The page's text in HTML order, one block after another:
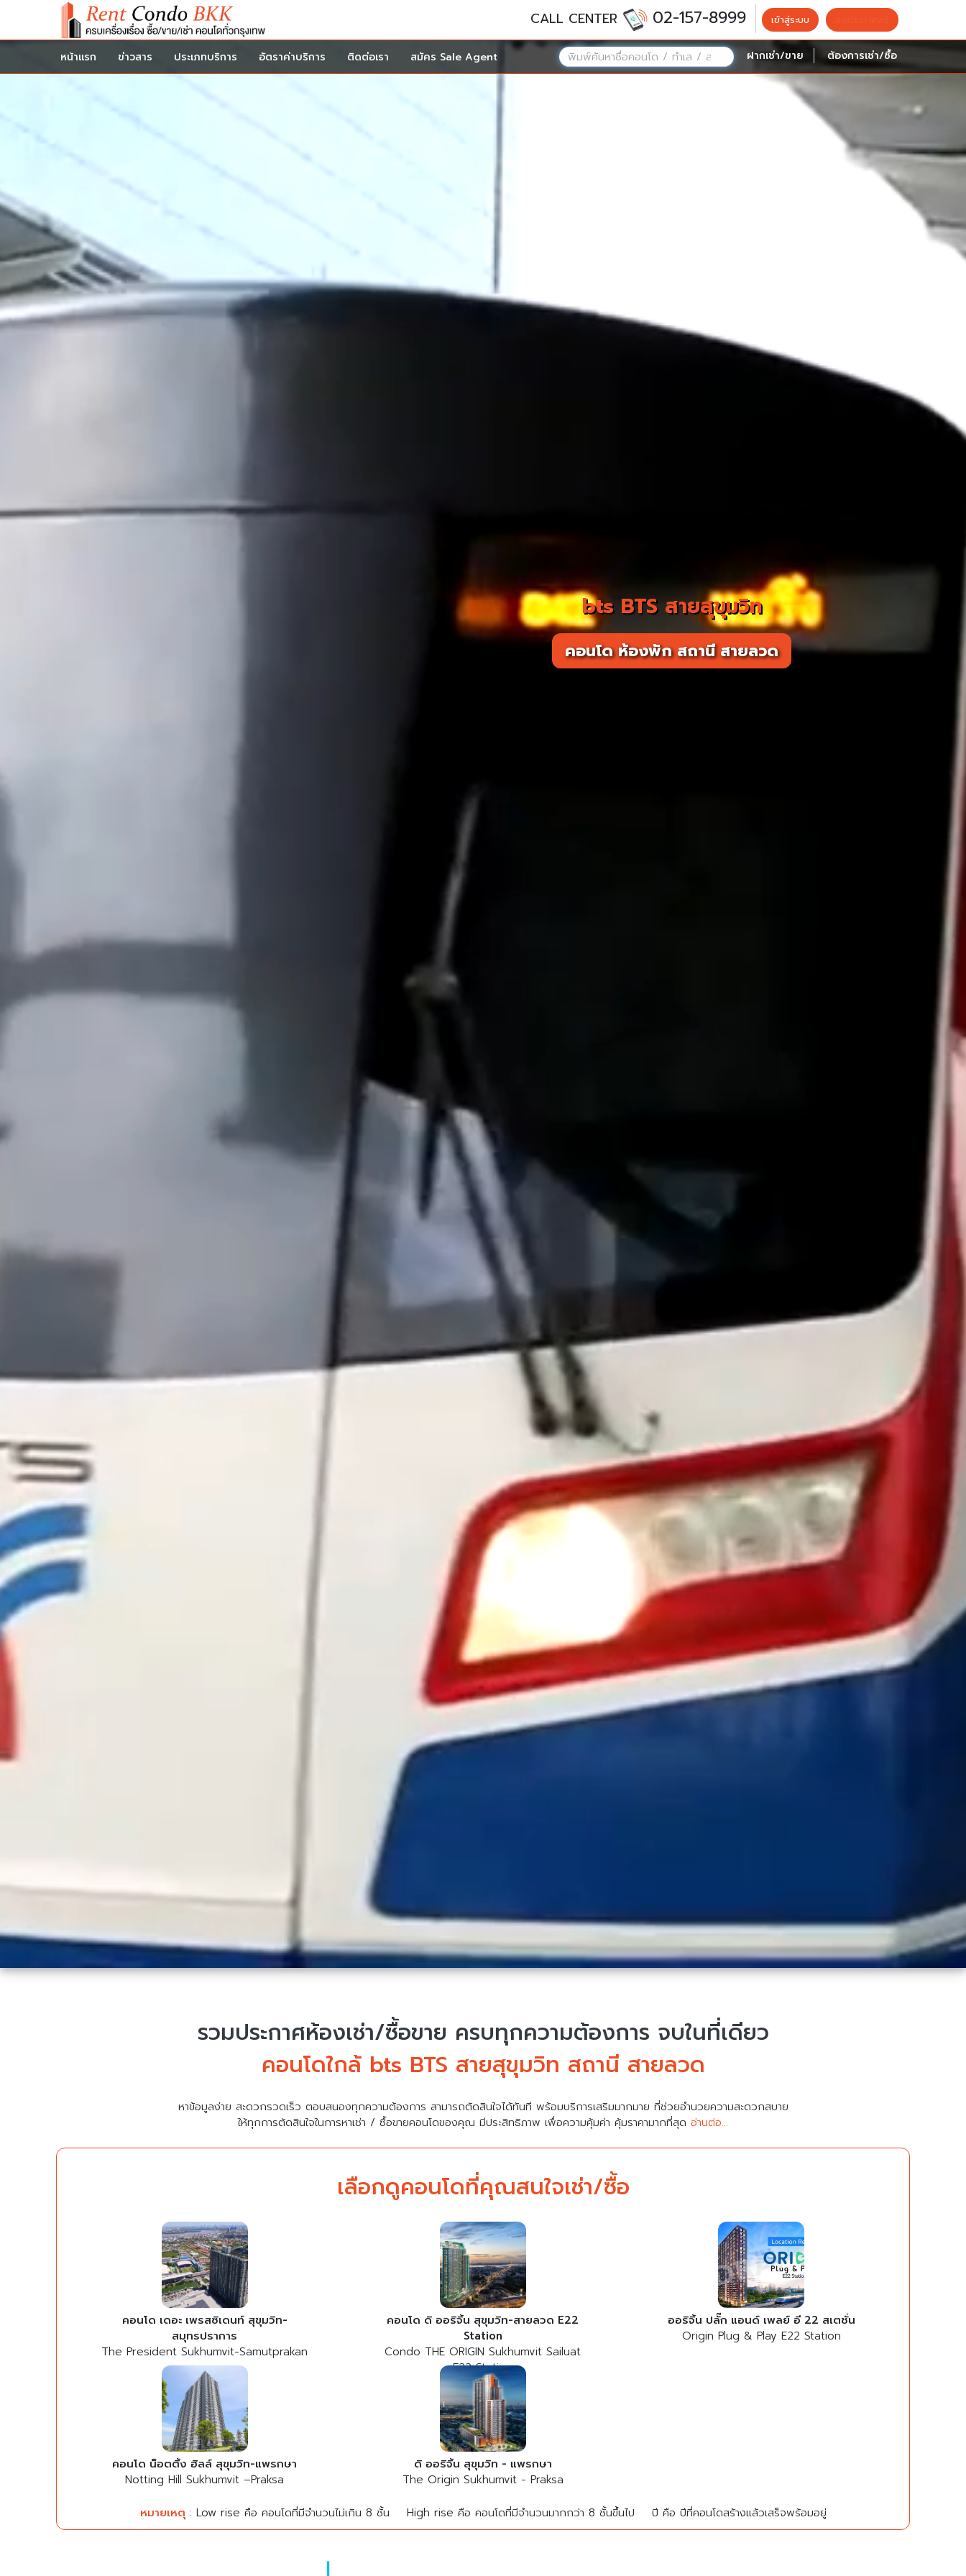
CALL CENTER 02-157-8999 เข้าสู่ระบบ
หน้าแรก ข่าวสาร ประเภทบริการ อัตราค่าบริการ ติดต่อเรา สมัคร Sale Agent ฝากเช่า/ขาย ต้องการเช่า/ซื้อ
bts BTS สายสุขุมวิท
คอนโด ห้องพัก สถานี สายลวด
รวมประกาศห้องเช่า/ซื้อขาย ครบทุกความต้องการ จบในที่เดียว
คอนโดใกล้ bts BTS สายสุขุมวิท สถานี สายลวด
หาข้อมูลง่าย สะดวกรวดเร็ว ตอบสนองทุกความต้องการ สามารถตัดสินใจได้ทันที พร้อมบริการเสริมมากมาย ที่ช่วยอำนวยความสะดวกสบาย
ให้ทุกการตัดสินใจในการหาเช่า / ซื้อขายคอนโดของคุณ มีประสิทธิภาพ เพื่อความคุ้มค่า คุ้มราคามากที่สุด อ่านต่อ...
เลือกดูคอนโดที่คุณสนใจเช่า/ซื้อ
คอนโด เดอะ เพรสซิเดนท์ สุขุมวิท-
สมุทรปราการ
The President Sukhumvit-Samutprakan
คอนโด ดิ ออริจิ้น สุขุมวิท-สายลวด E22
Station
Condo THE ORIGIN Sukhumvit Sailuat
E22 Station
ออริจิ้น ปลั๊ก แอนด์ เพลย์ อี 22 สเตชั่น
Origin Plug & Play E22 Station
คอนโด น็อตติ้ง ฮิลล์ สุขุมวิท-แพรกษา
Notting Hill Sukhumvit –Praksa
ดิ ออริจิ้น สุขุมวิท - แพรกษา
The Origin Sukhumvit - Praksa
หมายเหตุ : Low rise คือ คอนโดที่มีจำนวนไม่เกิน 8 ชั้น High rise คือ คอนโดที่มีจำนวนมากกว่า 8 ชั้นขึ้นไป ปี คือ ปีที่คอนโดสร้างแล้วเสร็จพร้อมอยู่